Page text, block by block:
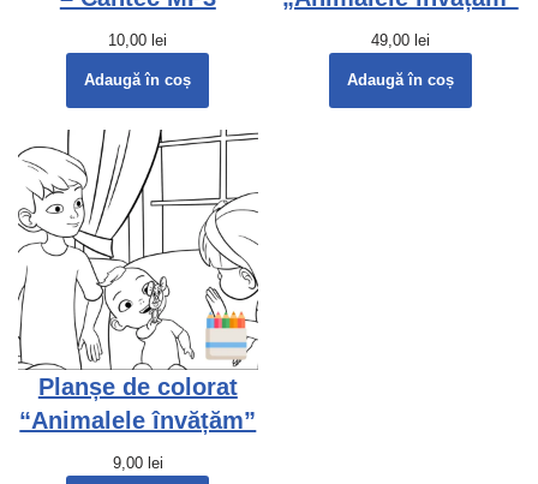
10,00lei
Adaugă în coș
49,00 lei
Adaugă în coș
Planșe de colorat
“Animalele învățăm”
9,00 lei